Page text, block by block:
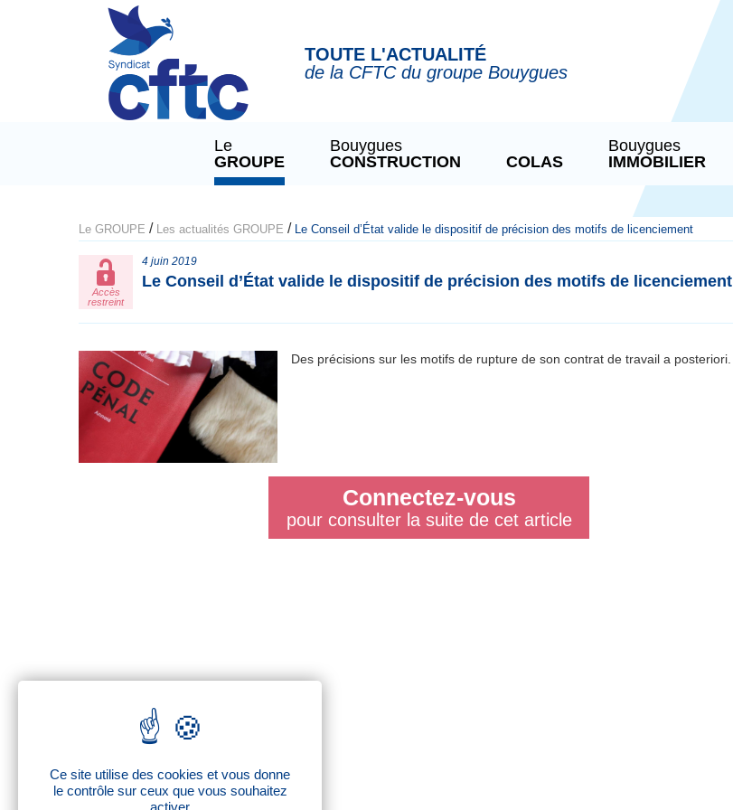
TOUTE L'ACTUALITÉ
de la CFTC du groupe Bouygues
Le
GROUPE
Bouygues
CONSTRUCTION
COLAS
Bouygues
IMMOBILIER
Le GROUPE / Les actualités GROUPE / Le Conseil d’État valide le dispositif de précision des motifs de licenciement
Accès
restreint
4 juin 2019
Le Conseil d’État valide le dispositif de précision des motifs de licenciement
Des précisions sur les motifs de rupture de son contrat de travail a posteriori.
Connectez-vous
pour consulter la suite de cet article
Panneau de gestion des cookies
Ce site utilise des cookies et vous donne
le contrôle sur ceux que vous souhaitez
activer